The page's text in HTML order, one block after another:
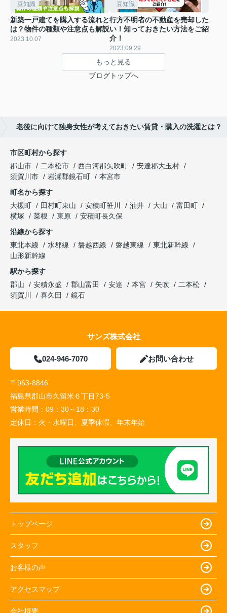
豆知識
新築一戸建てを購入する流れと
は？物件の種類や注意点も解説
2023.10.07
豆知識
行方不明者の不動産を売却した
い！知っておきたい方法をご紹
介！
2023.09.29
もっと見る
ブログトップへ
老後に向けて独身女性が考えておきたい賃貸・購入の洗濯とは？
市区町村から探す
郡山市
二本松市 西白河郡矢吹町
安達郡大玉村
須賀川市
岩瀬郡鏡石町
本宮市
町名から探す
大槻町
田村町東山 安積町笹川 油井 大山
富田町
横塚
菜根 東原
安積町長久保
沿線から探す
東北本線
水郡線 磐越西線 磐越東線
東北新幹線
山形新幹線
駅から探す
郡山
安積永盛 郡山富田 安達 本宮 矢吹
二本松
須賀川
喜久田 鏡石
サンズ株式会社
024-946-7070 お問い合わせ
〒963-8846
福島県郡山市久留米６丁目73-5
営業時間： 09：30～18：30
定休日： 火・水曜日、夏季休暇、年末年始
トップページ
スタッフ
お客様の声
アクセスマップ
会社概要